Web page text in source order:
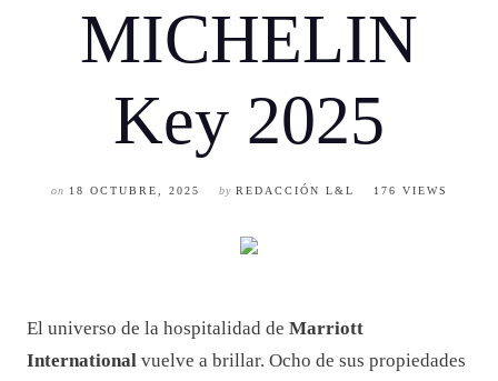
MICHELIN
Key 2025
on 18 OCTUBRE, 2025 by REDACCIÓN L&L 176 VIEWS
El universo de la hospitalidad de Marriott
International vuelve a brillar. Ocho de sus propiedades